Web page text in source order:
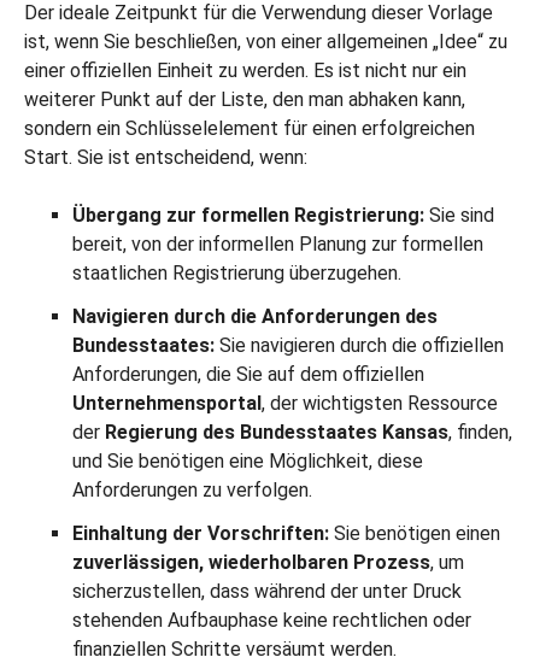
Der ideale Zeitpunkt für die Verwendung dieser Vorlage
ist, wenn Sie beschließen, von einer allgemeinen „Idee“ zu
einer offiziellen Einheit zu werden. Es ist nicht nur ein
weiterer Punkt auf der Liste, den man abhaken kann,
sondern ein Schlüsselelement für einen erfolgreichen
Start. Sie ist entscheidend, wenn:
Übergang zur formellen Registrierung: Sie sind
bereit, von der informellen Planung zur formellen
staatlichen Registrierung überzugehen.
Navigieren durch die Anforderungen des
Bundesstaates: Sie navigieren durch die offiziellen
Anforderungen, die Sie auf dem offiziellen
Unternehmensportal , der wichtigsten Ressource
der Regierung des Bundesstaates Kansas, finden,
und Sie benötigen eine Möglichkeit, diese
Anforderungen zu verfolgen.
Einhaltung der Vorschriften: Sie benötigen einen
zuverlässigen, wiederholbaren Prozess, um
sicherzustellen, dass während der unter Druck
stehenden Aufbauphase keine rechtlichen oder
finanziellen Schritte versäumt werden.